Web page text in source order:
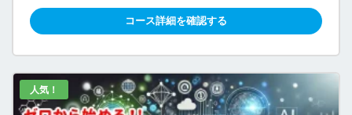
コース詳細を確認する
人気！